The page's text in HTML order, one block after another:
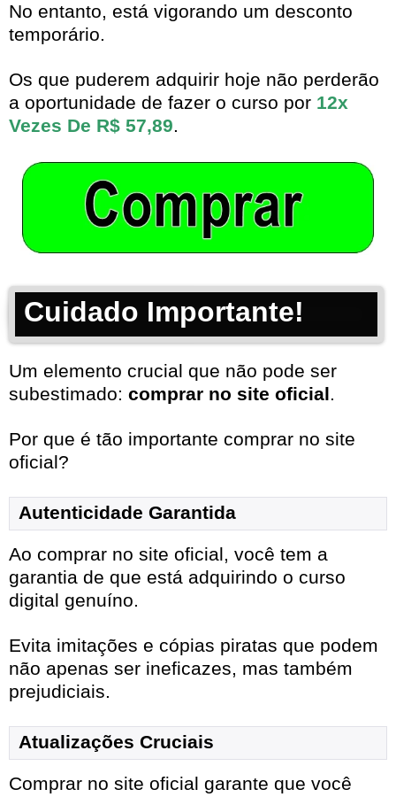
No entanto, está vigorando um desconto
temporário.
Os que puderem adquirir hoje não perderão
a oportunidade de fazer o curso por 12x
Vezes De R$ 57,89.
Cuidado Importante!
Um elemento crucial que não pode ser
subestimado: comprar no site oficial.
Por que é tão importante comprar no site
oficial?
Autenticidade Garantida
Ao comprar no site oficial, você tem a
garantia de que está adquirindo o curso
digital genuíno.
Evita imitações e cópias piratas que podem
não apenas ser ineficazes, mas também
prejudiciais.
Atualizações Cruciais
Comprar no site oficial garante que você